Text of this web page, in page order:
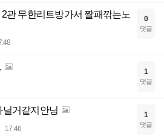
관 무한리트방가서 짤패깎는노
0
댓글
1
댓글
닐거같지안닝
17:46
1
댓글